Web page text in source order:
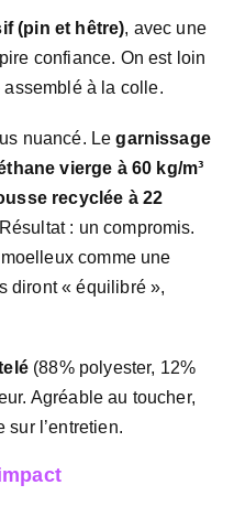
(pin et hêtre), avec une
confiance. On est loin
assemblé à la colle.
nuancé. Legarnissage
vierge à 60 kg/m³
recyclée à 22
: un compromis.
comme une
diront « équilibré »,
(88% polyester, 12%
Agréable au toucher,
sur l’entretien.